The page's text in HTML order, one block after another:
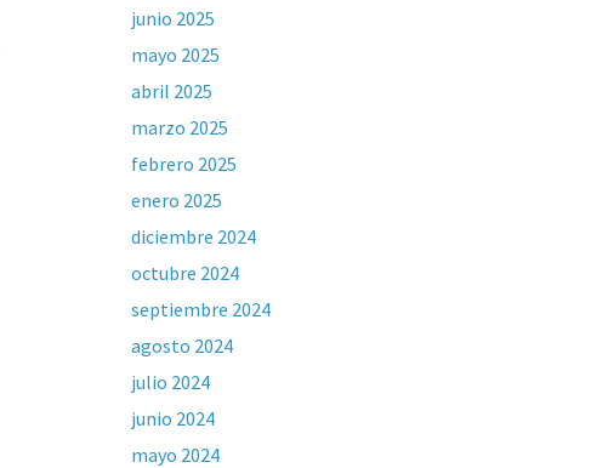
junio 2025
mayo 2025
abril 2025
marzo 2025
febrero 2025
enero 2025
diciembre 2024
octubre 2024
septiembre 2024
agosto 2024
julio 2024
junio 2024
mayo 2024